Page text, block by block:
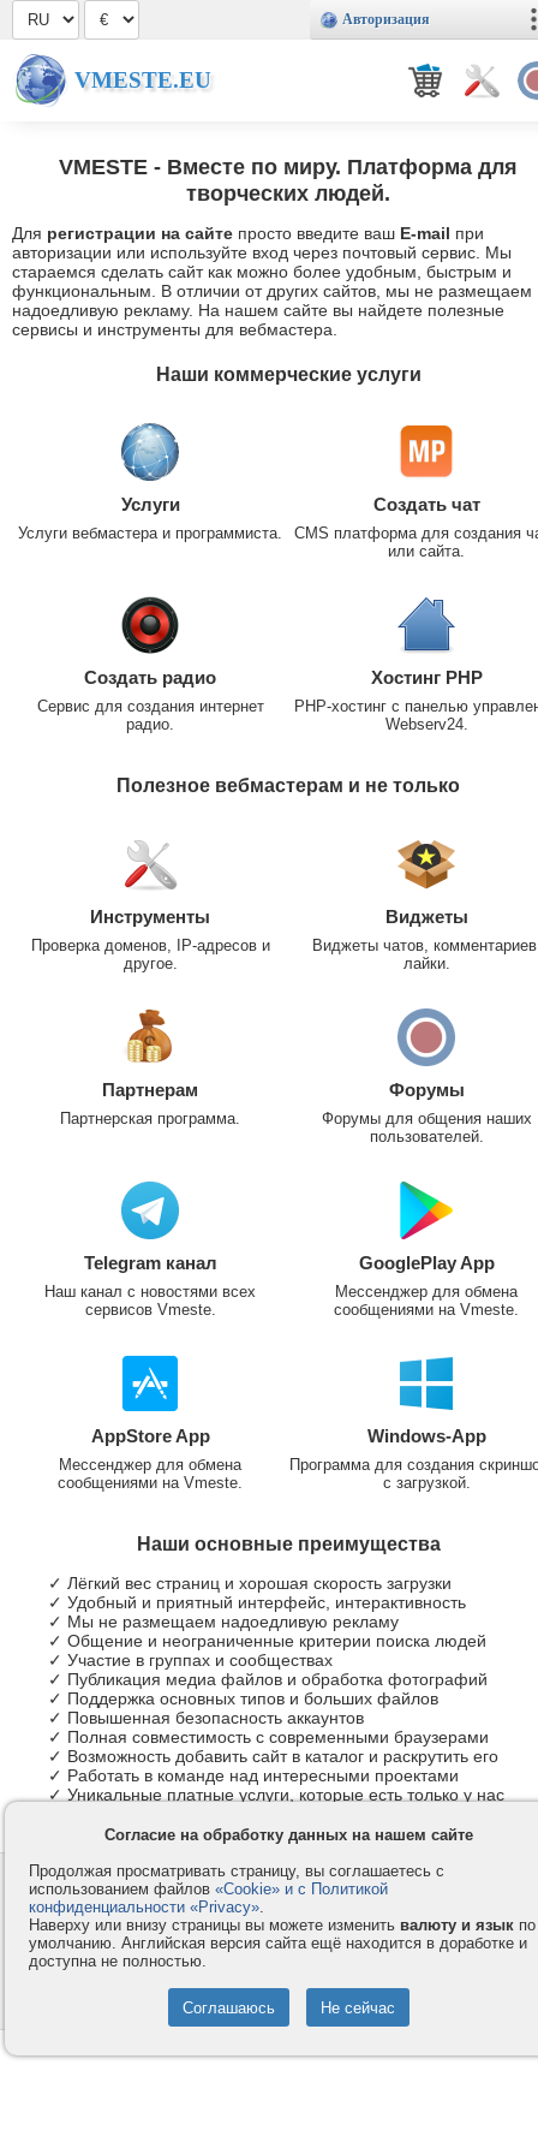
Авторизация
VMESTE.EU
VMESTE - Вместе по миру. Платформа для
творческих людей.
Для регистрации на сайте просто введите ваш E-mail при
авторизации или используйте вход через почтовый сервис. Мы
стараемся сделать сайт как можно более удобным, быстрым и
функциональным. В отличии от других сайтов, мы не размещаем
надоедливую рекламу. На нашем сайте вы найдете полезные
сервисы и инструменты для вебмастера.
Наши коммерческие услуги
Услуги
Услуги вебмастера и программиста.
Создать чат
CMS платформа для создания
или сайта.
Создать радио
Сервис для создания интернет
радио.
Хостинг PHP
PHP-хостинг с панелью
Webserv24.
Полезное вебмастерам и не только
Инструменты
Проверка доменов, IP-адресов и
другое.
Виджеты
Виджеты чатов,
лайки.
Партнерам
Партнерская программа.
Форумы
Форумы для общения наших
пользователей.
Telegram канал
Наш канал с новостями всех
сервисов Vmeste.
GooglePlay App
Мессенджер для обмена
сообщениями на Vmeste.
AppStore App
Мессенджер для обмена
сообщениями на Vmeste.
Windows-App
Программа для создания
с загрузкой.
Наши основные преимущества
✓ Лёгкий вес страниц и хорошая скорость загрузки
✓ Удобный и приятный интерфейс, интерактивность
✓ Мы не размещаем надоедливую рекламу
✓ Общение и неограниченные критерии поиска людей
✓ Участие в группах и сообществах
✓ Публикация медиа файлов и обработка фотографий
✓ Поддержка основных типов и больших файлов
✓ Повышенная безопасность аккаунтов
✓ Полная совместимость с современными браузерами
✓ Возможность добавить сайт в каталог и раскрутить его
✓ Работать в команде над интересными проектами
✓ Уникальные платные услуги, которые есть только у нас
Контакты
Компания
Privacy и Cookie
Услуги
Как оплатить
Помощь
© 2008-2026
- Все права защищены.
Согласие на обработку данных на нашем сайте
Продолжая просматривать страницу, вы соглашаетесь с
использованием файлов «Cookie» и с Политикой
конфиденциальности «Privacy».
Наверху или внизу страницы вы можете изменить валюту и язык по
умолчанию. Английская версия сайта ещё находится в доработке и
доступна не полностью.